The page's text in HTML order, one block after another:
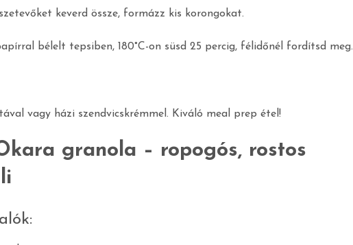
keverd össze, formázz kis korongokat.
bélelt tepsiben, 180°C-on süsd 25 percig, félidőnél fordítsd meg.
vagy házi szendvicskrémmel. Kiváló meal prep étel!
granola – ropogós, rostos